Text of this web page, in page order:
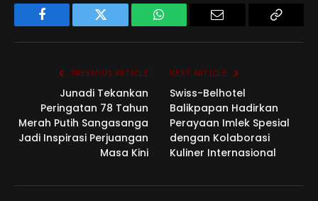
Facebook Twitter WhatsApp
PREVIOUS ARTICLE
Junadi Tekankan
Peringatan 78 Tahun
Merah Putih Sangasanga
Jadi Inspirasi Perjuangan
Masa Kini
NEXT ARTICLE
Swiss-Belhotel
Balikpapan Hadirkan
Perayaan Imlek Spesial
dengan Kolaborasi
Kuliner Internasional